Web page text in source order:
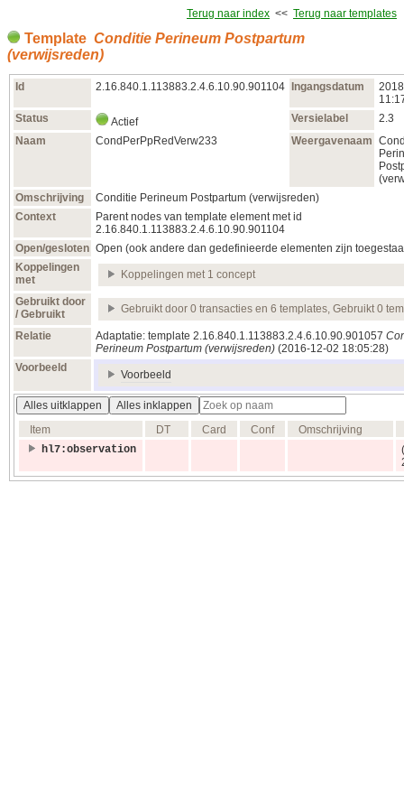
Terug naar index << Terug naar templates
Template Conditie Perineum Postpartum
(verwijsreden)
Id 2.16.840.1.113883.2.4.6.10.90.901104 Ingangsdatum
Status
Actief Versielabel
2.3
Naam
CondPerPpRedVerw233 Weergavenaam
Omschrijving
Conditie Perineum Postpartum (verwijsreden)
Context
Parent nodes van template element met id
2.16.840.1.113883.2.4.6.10.90.901104
Open/gesloten Open (ook andere dan gedefinieerde elementen zijn
Koppelingen
met
Koppelingen met 1 concept
Gebruikt door
/ Gebruikt
Gebruikt door 0 transacties en 6 templates, Gebruikt 0
Relatie Adaptatie: template 2.16.840.1.113883.2.4.6.10.90.901057
Perineum Postpartum (verwijsreden) (2016‑12‑02 18:05:28)
Voorbeeld
Voorbeeld
Alles uitklappen
Alles inklappen
Item
DT Card Conf
Omschrijving
hl7:observation